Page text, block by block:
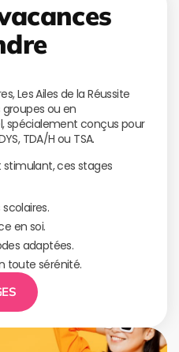
Les Ailes de la Réussite
ou en
spécialement conçus pour
TDA/H ou TSA.
ces stages
en soi.
adaptées.
toute sérénité.